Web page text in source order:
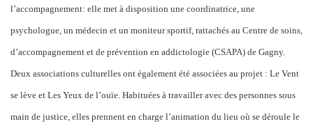
l’accompagnement: elle met à disposition une coordinatrice, une
psychologue, un médecin et un moniteur sportif, rattachés au Centre de soins,
d’accompagnement et de prévention en addictologie (CSAPA) de Gagny.
Deux associations culturelles ont également été associées au projet : Le Vent
se lève et Les Yeux de l’ouïe. Habituées à travailler avec des personnes sous
main de justice, elles prennent en charge l’animation du lieu où se déroule le